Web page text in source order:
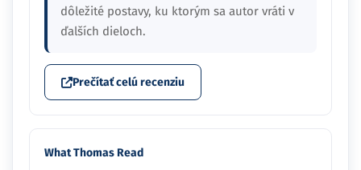
dôležité postavy, ku ktorým sa autor vráti v
ďalších dieloch.
Prečítať celú recenziu
What Thomas Read